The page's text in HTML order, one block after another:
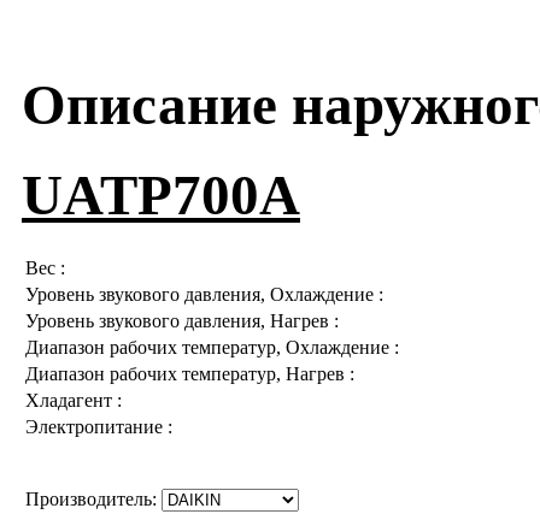
Описание
UATP700A
Вес :
Уровень звукового давления, Охлаждение :
Уровень звукового давления, Нагрев :
Диапазон рабочих температур, Охлаждение :
Диапазон рабочих температур, Нагрев :
Хладагент :
Электропитание :
Производитель: